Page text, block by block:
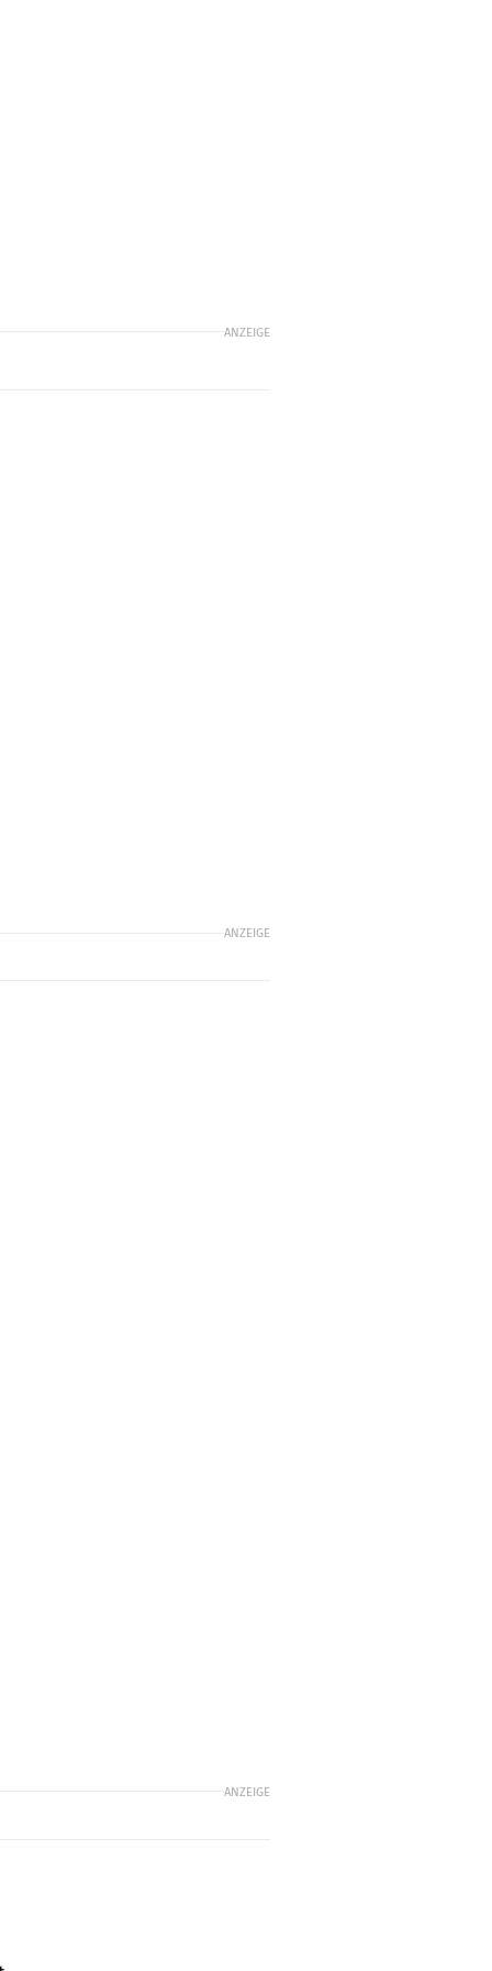
ANZEIGE
ANZEIGE
ANZEIGE